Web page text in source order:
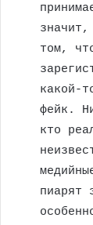
том,
какой-
фейк.
кто
пиарят